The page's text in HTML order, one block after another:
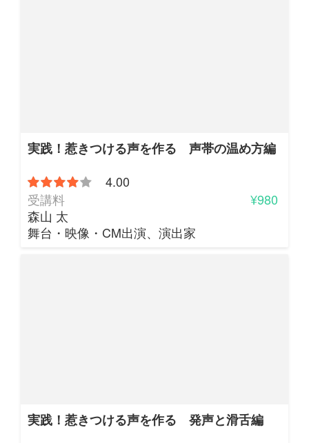
実践！惹きつける声を作る 声帯の温め方編
4.00
受講料
¥980
森山 太
舞台・映像・CM出演、演出家
実践！惹きつける声を作る 発声と滑舌編